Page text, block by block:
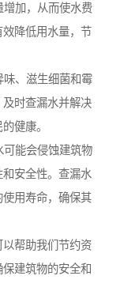
增加，从而使水费
降低用水量，节
味、滋生细菌和霉
时查漏水并解决
健康。
可能会侵蚀建筑物
安全性。查漏水
用寿命，确保其
帮助我们节约资
建筑物的安全和